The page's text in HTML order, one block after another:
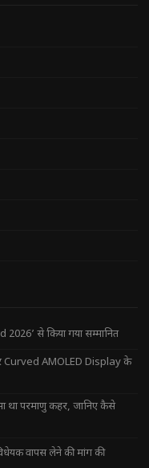
से किया गया सम्मानित
Curved AMOLED Display के
था परमाणु कहर, जानिए कैसे
वापस लेने की मांग की